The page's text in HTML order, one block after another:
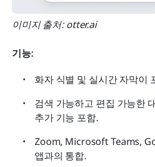
이미지 출처: otter.ai
기능:
화자 식별 및 실시간 자막이
검색 가능하고 편집 가능한
추가 기능 포함.
Zoom, Microsoft Teams,
앱과의 통합.